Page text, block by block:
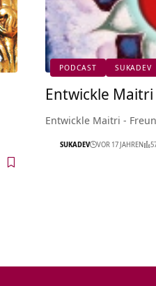
PODCAST SUKADEV
Entwickle
Entwickle Maitri -
SUKADEV VOR 17 JAHREN